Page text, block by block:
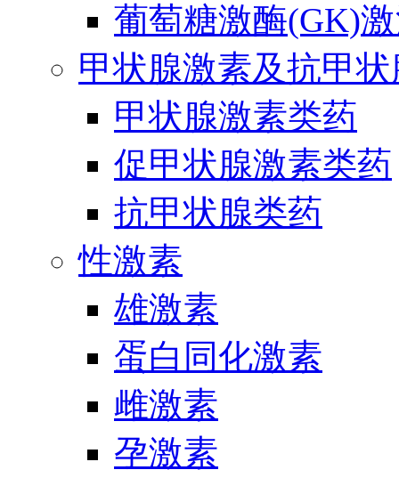
葡萄糖激酶(GK)
甲状腺激素及抗甲
甲状腺激素类药
促甲状腺激素类药
抗甲状腺类药
性激素
雄激素
蛋白同化激素
雌激素
孕激素